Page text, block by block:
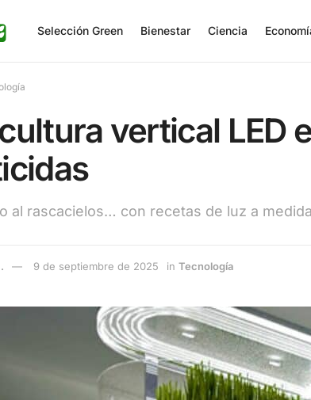
Selección Green Bienestar Ciencia
vertical LED
al rascacielos… con recetas de luz a
9 de septiembre de 2025 in Tecnología